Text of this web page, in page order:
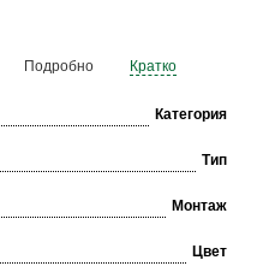
Подробно Кратко
Категория
Тип
Монтаж
Цвет